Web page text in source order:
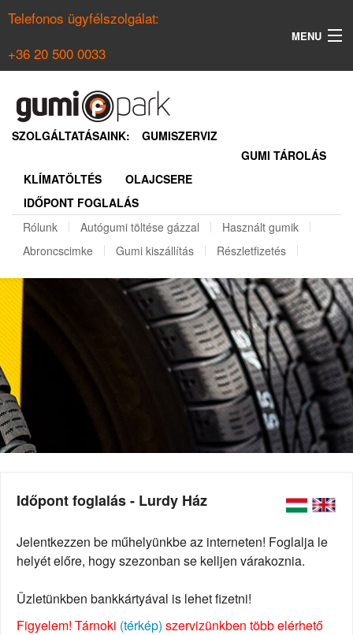
Telefonos ügyfélszolgálat:
+36 20 500 0033
MENU
NYÁRI GUMI KERESŐ
REGISZTRÁCIÓ
SZOLGÁLTATÁSAINK:
GUMISZERVIZ
GUMI TÁROLÁS
KLÍMATÖLTÉS
OLAJCSERE
IDŐPONT FOGLALÁS
Rólunk
Autógumi töltése gázzal
Használt gumik
Abroncscimke
Gumi kiszállítás Részletfizetés
Időpont foglalás - Lurdy Ház
Jelentkezzen be műhelyünkbe az interneten! Foglalja le
helyét előre, hogy szezonban se kelljen várakoznia.
Üzletünkben bankkártyával is lehet fizetni!
Figyelem! Tárnoki (térkép) szervizünkben több elérhető